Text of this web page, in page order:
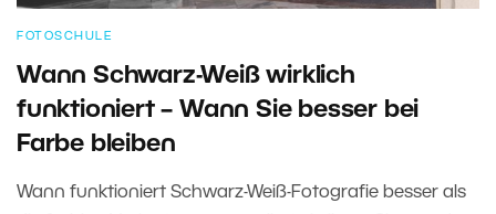
FOTOSCHULE
Wann Schwarz-Weiß wirklich
funktioniert – Wann Sie besser bei
Farbe bleiben
Wann funktioniert Schwarz-Weiß-Fotografie besser als